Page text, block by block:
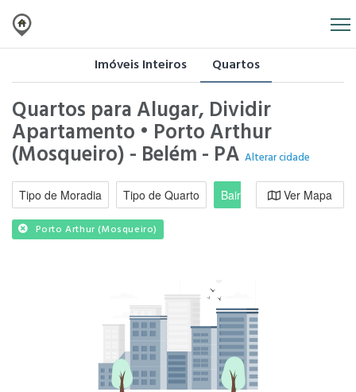
Imóveis Inteiros Quartos
Quartos para Alugar, Dividir
Apartamento • Porto Arthur
(Mosqueiro) - Belém - PA Alterar cidade
Tipo de Moradia Tipo de Quarto Bairro / RegiãoVer Mapa
Porto Arthur (Mosqueiro)